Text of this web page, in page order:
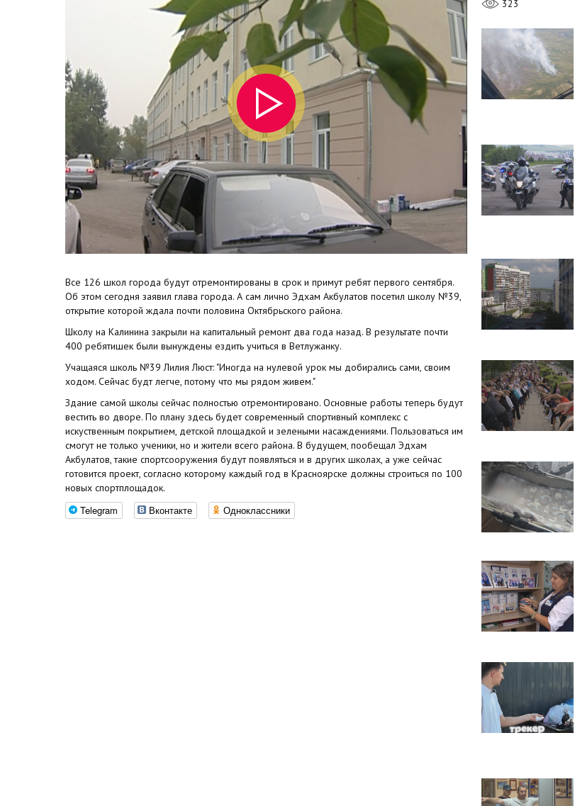
Все 126 школ города будут отремонтированы в срок и примут ребят первого сентября.
Об этом сегодня заявил глава города. А сам лично Эдхам Акбулатов посетил школу №39,
открытие которой ждала почти половина Октябрьского района.
Школу на Калинина закрыли на капитальный ремонт два года назад. В результате почти
400 ребятишек были вынуждены ездить учиться в Ветлужанку.
Учащаяся школь №39 Лилия Люст: "Иногда на нулевой урок мы добирались сами, своим
ходом. Сейчас будт легче, потому что мы рядом живем."
Здание самой школы сейчас полностью отремонтировано. Основные работы теперь будут
вестить во дворе. По плану здесь будет современный спортивный комплекс с
искуственным покрытием, детской площадкой и зелеными насаждениями. Пользоваться им
смогут не только ученики, но и жители всего района. В будущем, пообещал Эдхам
Акбулатов, такие спортсооружения будут появляться и в других школах, а уже сейчас
готовится проект, согласно которому каждый год в Красноярске должны строиться по 100
новых спортплощадок.
Telegram Вконтакте Одноклассники
323